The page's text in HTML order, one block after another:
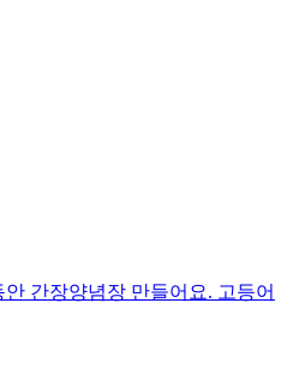
간장양념장 만들어요. 고등어